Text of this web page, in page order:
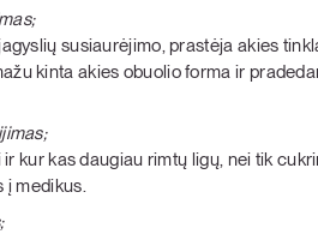
susiaurėjimo, prastėja akies
kinta akies obuolio forma ir
ir kur kas daugiau rimtų ligų, nei tik
į medikus.